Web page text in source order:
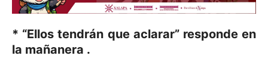
* “Ellos tendrán que aclarar” responde en
la mañanera .